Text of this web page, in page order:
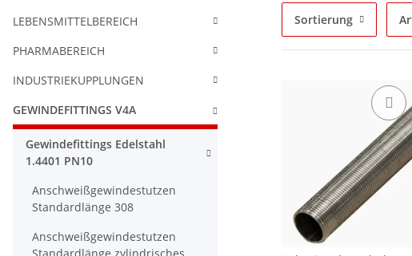
Sortierung
LEBENSMITTELBEREICH
PHARMABEREICH
INDUSTRIEKUPPLUNGEN
GEWINDEFITTINGS V4A
Gewindefittings Edelstahl
1.4401 PN10
Anschweißgewindestutzen
Standardlänge 308
Anschweißgewindestutzen